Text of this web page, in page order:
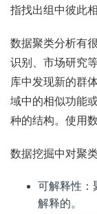
指找出组中彼此
数据聚类分析有
识别、市场研究
库中发现新的群
域中的相似功能
种的结构。使用
数据挖掘中对聚
可解释性：
解释的。